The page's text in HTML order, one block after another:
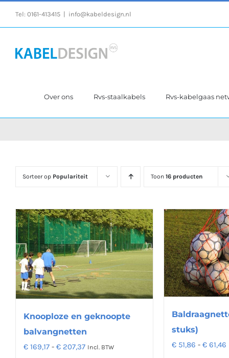
Tel: 0161-413415 info@kabeldesign.nl
Over ons Rvs-staalkabels Rvs-kabelgaas
Sorteer op Populariteit Toon 16 producten
Knooploze en geknoopte
balvangnetten
€ 169,17 - € 207,37Prijsklasse:
Incl. BTW
stuks)
€ 51,86 - € 61,46